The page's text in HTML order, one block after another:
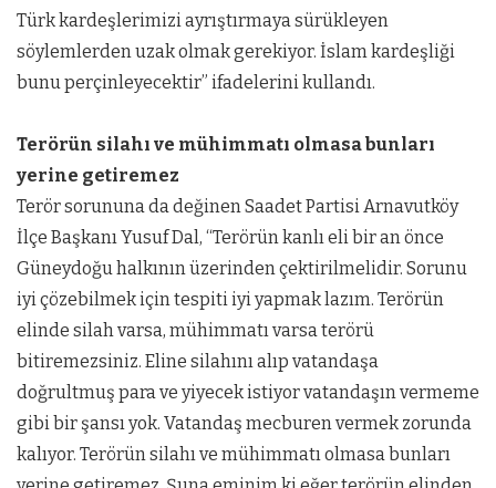
Türk kardeşlerimizi ayrıştırmaya sürükleyen
söylemlerden uzak olmak gerekiyor. İslam kardeşliği
bunu perçinleyecektir” ifadelerini kullandı.
Terörün silahı ve mühimmatı olmasa bunları
yerine getiremez
Terör sorununa da değinen Saadet Partisi Arnavutköy
İlçe Başkanı Yusuf Dal, “Terörün kanlı eli bir an önce
Güneydoğu halkının üzerinden çektirilmelidir. Sorunu
iyi çözebilmek için tespiti iyi yapmak lazım. Terörün
elinde silah varsa, mühimmatı varsa terörü
bitiremezsiniz. Eline silahını alıp vatandaşa
doğrultmuş para ve yiyecek istiyor vatandaşın vermeme
gibi bir şansı yok. Vatandaş mecburen vermek zorunda
kalıyor. Terörün silahı ve mühimmatı olmasa bunları